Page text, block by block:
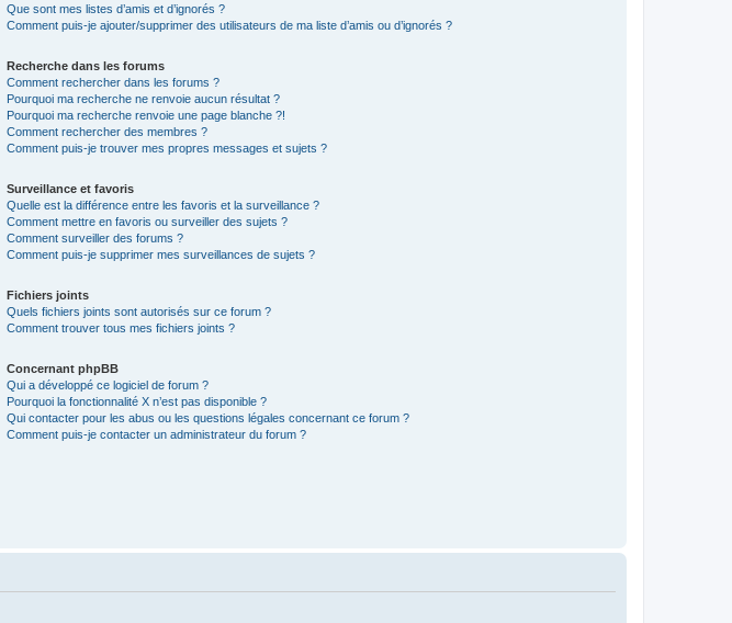
Que sont mes listes d’amis et d’ignorés ?
Comment puis-je ajouter/supprimer des utilisateurs de ma liste d’amis ou d’ignorés ?
Recherche dans les forums
Comment rechercher dans les forums ?
Pourquoi ma recherche ne renvoie aucun résultat ?
Pourquoi ma recherche renvoie une page blanche ?!
Comment rechercher des membres ?
Comment puis-je trouver mes propres messages et sujets ?
Surveillance et favoris
Quelle est la différence entre les favoris et la surveillance ?
Comment mettre en favoris ou surveiller des sujets ?
Comment surveiller des forums ?
Comment puis-je supprimer mes surveillances de sujets ?
Fichiers joints
Quels fichiers joints sont autorisés sur ce forum ?
Comment trouver tous mes fichiers joints ?
Concernant phpBB
Qui a développé ce logiciel de forum ?
Pourquoi la fonctionnalité X n’est pas disponible ?
Qui contacter pour les abus ou les questions légales concernant ce forum ?
Comment puis-je contacter un administrateur du forum ?